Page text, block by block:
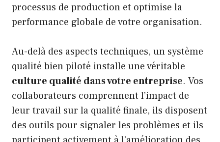
processus de production et optimise la
performance globale de votre organisation.
Au-delà des aspects techniques, un système
qualité bien piloté installe une véritable
culture qualité dans votre entreprise. Vos
collaborateurs comprennent l’impact de
leur travail sur la qualité finale, ils disposent
des outils pour signaler les problèmes et ils